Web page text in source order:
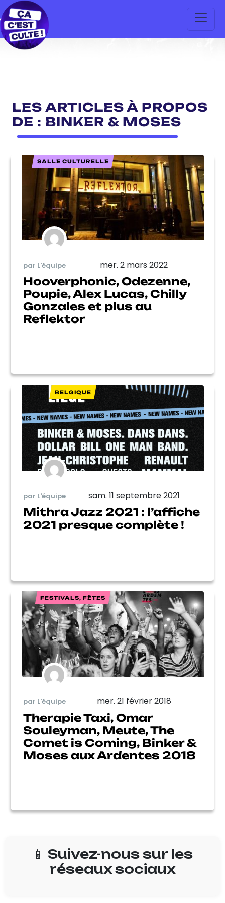
LES ARTICLES À PROPOS
DE : BINKER & MOSES
SALLE CULTURELLE
par L'équipe mer. 2 mars 2022
Hooverphonic, Odezenne,
Poupie, Alex Lucas, Chilly
Gonzales et plus au
Reflektor
BELGIQUE
par L'équipe sam. 11 septembre 2021
Mithra Jazz 2021 : l’affiche
2021 presque complète !
FESTIVALS, FÊTES
par L'équipe mer. 21 février 2018
Therapie Taxi, Omar
Souleyman, Meute, The
Comet is Coming, Binker &
Moses aux Ardentes 2018
📱 Suivez-nous sur les
réseaux sociaux